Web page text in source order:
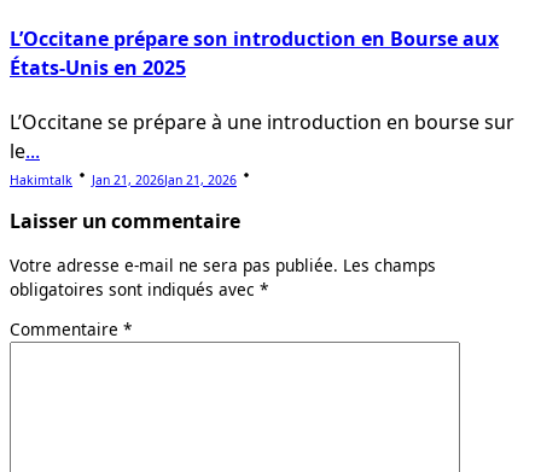
L’Occitane prépare son introduction en Bourse aux
États-Unis en 2025
L’Occitane se prépare à une introduction en bourse sur
le...
Hakimtalk Jan 21, 2026Jan 21, 2026
Laisser un commentaire
Votre adresse e-mail ne sera pas publiée. Les champs
obligatoires sont indiqués avec *
Commentaire *